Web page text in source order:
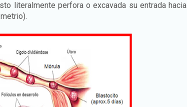
literalmente perfora o excavada su entrada hacia